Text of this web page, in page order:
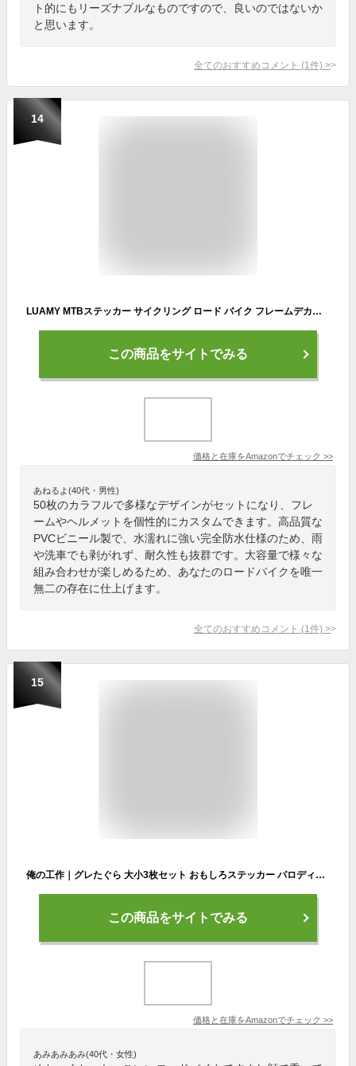
ト的にもリーズナブルなものですので、良いのではないか
と思います。
全てのおすすめコメント (1 件) >
14
LUAMY MTBステッカー サイクリング ロード バイク フレームデカール カラフル自転車ヘルメットシール 50枚セット
この商品をサイトでみる
価格と在庫をAmazonでチェック >>
あねるよ(40代・男性)
50枚のカラフルで多様なデザインがセットになり、フレ
ームやヘルメットを個性的にカスタムできます。高品質な
PVCビニール製で、水濡れに強い完全防水仕様のため、雨
や洗車でも剥がれず、耐久性も抜群です。大容量で様々な
組み合わせが楽しめるため、あなたのロードバイクを唯一
無二の存在に仕上げます。
全てのおすすめコメント (1 件) >
15
俺の工作｜グレたぐら 大小3枚セット おもしろステッカー パロディステッカー 耐水
この商品をサイトでみる
価格と在庫をAmazonでチェック >>
あみあみあみ(40代・女性)